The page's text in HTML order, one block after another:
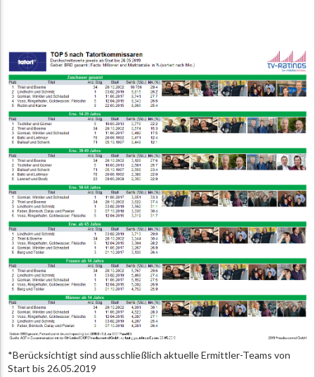
*Berücksichtigt sind ausschließlich aktuelle Ermittler-Teams von
Start bis 26.05.2019